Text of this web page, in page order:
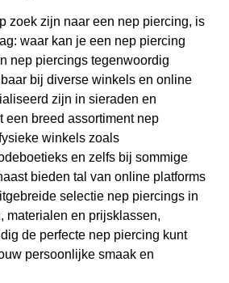
zoek zijn naar een nep piercing, is
waar kan je een nep piercing
nep piercings tegenwoordig
bij diverse winkels en online
zijn in sieraden en
een breed assortiment nep
winkels zoals
en zelfs bij sommige
bieden tal van online platforms
selectie nep piercings in
materialen en prijsklassen,
de perfecte nep piercing kunt
persoonlijke smaak en